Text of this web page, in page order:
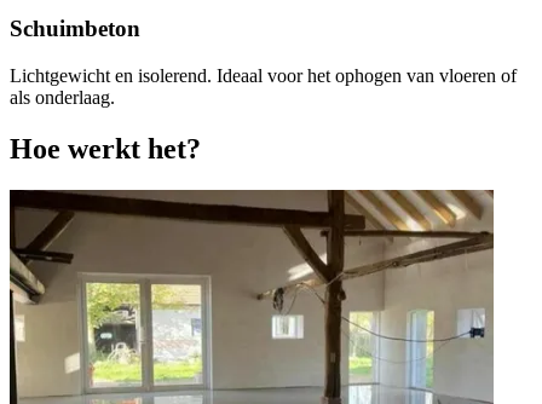
Schuimbeton
Lichtgewicht en isolerend. Ideaal voor het ophogen van vloeren of
als onderlaag.
Hoe werkt het?